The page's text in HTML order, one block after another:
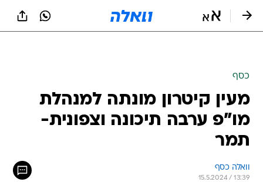
כסף
מעין קיטרון מונתה למנהלת
מו"פ ערבה תיכונה וצפונית-
תמר
וואלה כסף
15.5.2024 / 13:39